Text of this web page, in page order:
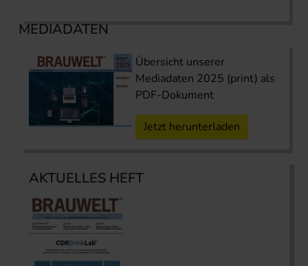
MEDIADATEN
Übersicht unserer
Mediadaten 2025 (print) als
PDF-Dokument
Jetzt herunterladen
AKTUELLES HEFT